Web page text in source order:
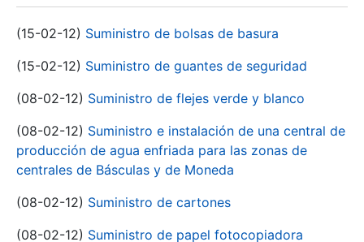
(15-02-12) Suministro de bolsas de basura
(15-02-12) Suministro de guantes de seguridad
(08-02-12) Suministro de flejes verde y blanco
(08-02-12) Suministro e instalación de una central de
producción de agua enfriada para las zonas de
centrales de Básculas y de Moneda
(08-02-12) Suministro de cartones
(08-02-12) Suministro de papel fotocopiadora